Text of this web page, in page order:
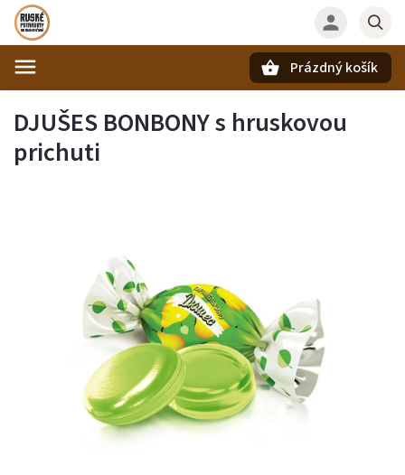
Prázdný košík
DJUŠES BONBONY s hruskovou
prichuti